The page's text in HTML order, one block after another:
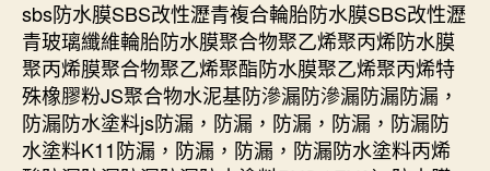
sbs防水膜SBS改性瀝青複合輪胎防水膜SBS改性瀝
青玻璃纖維輪胎防水膜聚合物聚乙烯聚丙烯防水膜
聚丙烯膜聚合物聚乙烯聚酯防水膜聚乙烯聚丙烯特
殊橡膠粉JS聚合物水泥基防滲漏防滲漏防漏防漏，
防漏防水塗料js防漏，防漏，防漏，防漏，防漏防
水塗料K11防漏，防漏，防漏，防漏防水塗料丙烯